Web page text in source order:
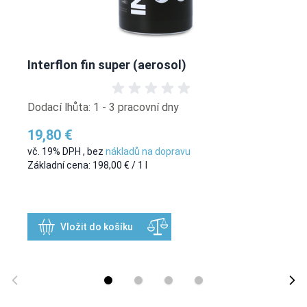
Interflon fin super (aerosol)
Dodací lhůta: 1 - 3 pracovní dny
19,80 €
vč. 19% DPH , bez nákladů na dopravu
Základní cena: 198,00 € / 1 l
Vložit do košíku